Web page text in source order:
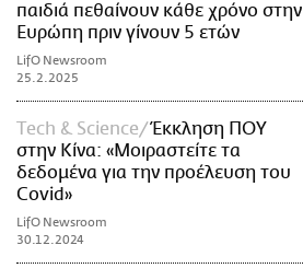
παιδιά πεθαίνουν κάθε χρόνο στην
Ευρώπη πριν γίνουν 5 ετών
LifO Newsroom
25.2.2025
Τech & Science
Έκκληση ΠΟΥ
στην Κίνα: «Μοιραστείτε τα
δεδομένα για την προέλευση του
Covid»
LifO Newsroom
30.12.2024